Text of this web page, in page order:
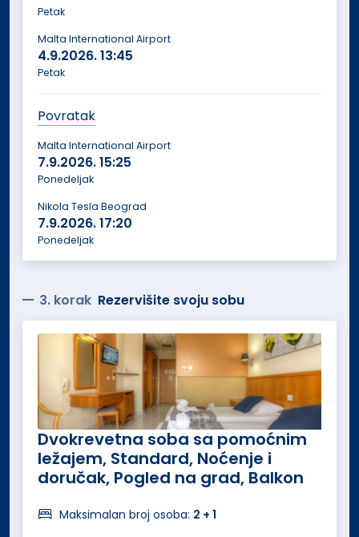
Petak
Malta International Airport
4.9.2026.13:45
Petak
Malta International Airport
7.9.2026.15:25
Ponedeljak
Povratak
Nikola Tesla Beograd
7.9.2026.17:20
Ponedeljak
3. korak Rezervišite svoju sobu
Dvokrevetna soba sa pomoćnim
ležajem, Standard, Noćenje i
doručak, Pogled na grad, Balkon
Maksimalan broj osoba: 2 + 1